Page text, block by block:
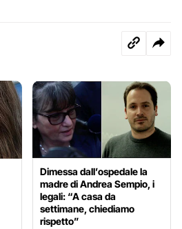
Dimessa dall’ospedale la
madre di Andrea Sempio, i
legali: “A casa da
settimane, chiediamo
rispetto”